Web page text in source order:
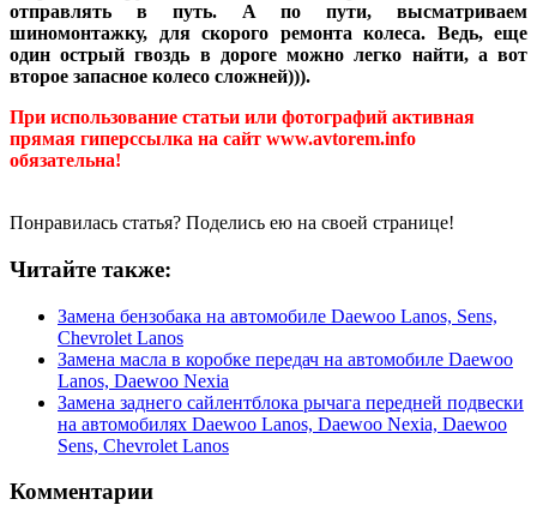
отправлять в путь. А по пути, высматриваем
шиномонтажку, для скорого ремонта колеса. Ведь, еще
один острый гвоздь в дороге можно легко найти, а вот
второе запасное колесо сложней))).
При использование статьи или фотографий активная
прямая гиперссылка на сайт www.avtorem.info
обязательна!
Понравилась статья? Поделись ею на своей странице!
Читайте также:
Замена бензобака на автомобиле Daewoo Lanos, Sens,
Chevrolet Lanos
Замена масла в коробке передач на автомобиле Daewoo
Lanos, Daewoo Nexia
Замена заднего сайлентблока рычага передней подвески
на автомобилях Daewoo Lanos, Daewoo Nexia, Daewoo
Sens, Chevrolet Lanos
Комментарии